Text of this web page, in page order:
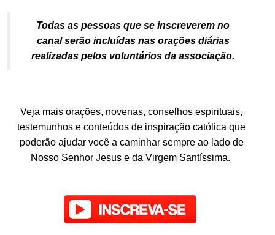
Todas as pessoas que se inscreverem no
canal serão incluídas nas orações diárias
realizadas pelos voluntários da associação.
Veja mais orações, novenas, conselhos espirituais,
testemunhos e conteúdos de inspiração católica que
poderão ajudar você a caminhar sempre ao lado de
Nosso Senhor Jesus e da Virgem Santíssima.